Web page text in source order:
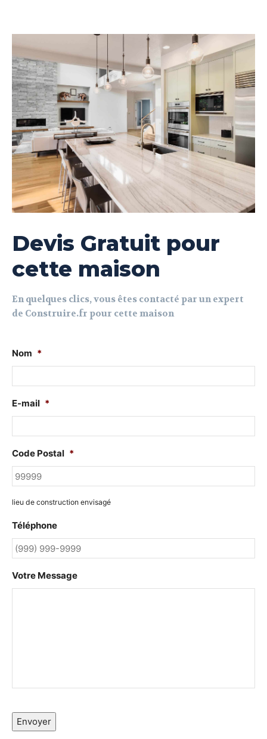
Devis Gratuit pour
cette maison
En quelques clics, vous êtes contacté par un expert
de Construire.fr pour cette maison
Nom *
E-mail *
Code Postal *
lieu de construction envisagé
Téléphone
Votre Message
Envoyer